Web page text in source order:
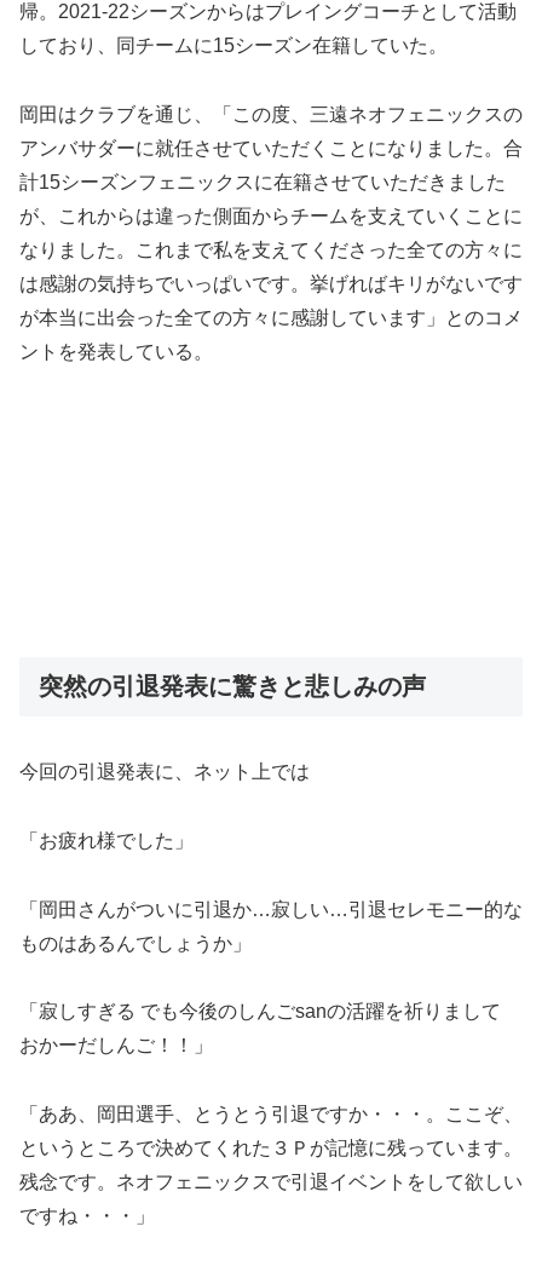
帰。2021-22シーズンからはプレイングコーチとして活動
しており、同チームに15シーズン在籍していた。
岡田はクラブを通じ、「この度、三遠ネオフェニックスの
アンバサダーに就任させていただくことになりました。合
計15シーズンフェニックスに在籍させていただきました
が、これからは違った側面からチームを支えていくことに
なりました。これまで私を支えてくださった全ての方々に
は感謝の気持ちでいっぱいです。挙げればキリがないです
が本当に出会った全ての方々に感謝しています」とのコメ
ントを発表している。
突然の引退発表に驚きと悲しみの声
今回の引退発表に、ネット上では
「お疲れ様でした」
「岡田さんがついに引退か…寂しい…引退セレモニー的な
ものはあるんでしょうか」
「寂しすぎる でも今後のしんごsanの活躍を祈りまして
おかーだしんご！！」
「ああ、岡田選手、とうとう引退ですか・・・。ここぞ、
というところで決めてくれた３Ｐが記憶に残っています。
残念です。ネオフェニックスで引退イベントをして欲しい
ですね・・・」